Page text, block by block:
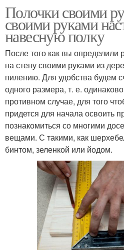
Полочки своими
своими руками
навесную полку
После того как вы
на стену своими руками из
пилению. Для удобства будем
одного размера, т. е.
противном случае, для того
придется для начала освоить
познакомиться со многими
вещами. С такими, как
бинтом, зеленкой или йодом.